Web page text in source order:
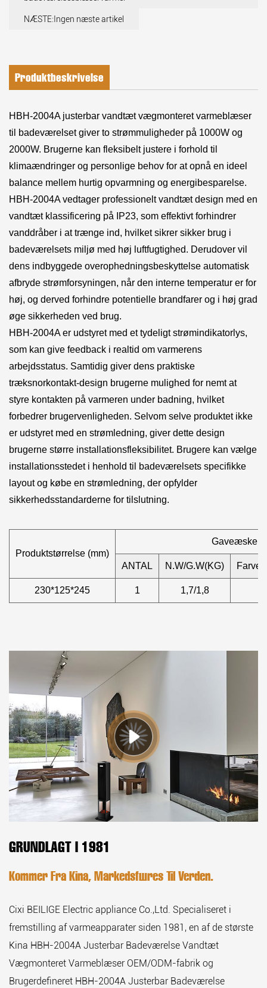
NÆSTE:Ingen næste artikel
Produktbeskrivelse
HBH-2004A justerbar vandtæt vægmonteret varmeblæser
til badeværelset giver to strømmuligheder på 1000W og
2000W. Brugerne kan fleksibelt justere i forhold til
klimaændringer og personlige behov for at opnå en ideel
balance mellem hurtig opvarmning og energibesparelse.
HBH-2004A vedtager professionelt vandtæt design med en
vandtæt klassificering på IP23, som effektivt forhindrer
vanddråber i at trænge ind, hvilket sikrer sikker brug i
badeværelsets miljø med høj luftfugtighed. Derudover vil
dens indbyggede overophedningsbeskyttelse automatisk
afbryde strømforsyningen, når den interne temperatur er for
høj, og derved forhindre potentielle brandfarer og i høj grad
øge sikkerheden ved brug.
HBH-2004A er udstyret med et tydeligt strømindikatorlys,
som kan give feedback i realtid om varmerens
arbejdsstatus. Samtidig giver dens praktiske
træksnorkontakt-design brugerne mulighed for nemt at
styre kontakten på varmeren under badning, hvilket
forbedrer brugervenligheden. Selvom selve produktet ikke
er udstyret med en strømledning, giver dette design
brugerne større installationsfleksibilitet. Brugere kan vælge
installationsstedet i henhold til badeværelsets specifikke
layout og købe en strømledning, der opfylder
sikkerhedsstandarderne for tilslutning.
Produktstørrelse (mm)
Gaveæske
ANTAL N.W/G.W(KG)
230*125*245 1 1,7/1,8
GRUNDLAGT I 1981
Kommer Fra Kina, Markedsføres Til Verden.
Cixi BEILIGE Electric appliance Co.,Ltd. Specialiseret i
fremstilling af varmeapparater siden 1981, en af de største
Kina HBH-2004A Justerbar Badeværelse Vandtæt
Vægmonteret Varmeblæser OEM/ODM-fabrik og
Brugerdefineret HBH-2004A Justerbar Badeværelse